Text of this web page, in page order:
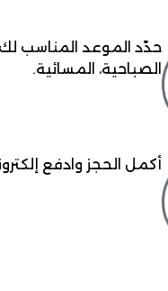
حدّد الموعد المناسب لك
الصباحية، المسائية.
أكمل الحجز وادفع